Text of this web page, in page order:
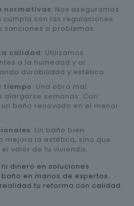
normativas: Nos aseguramos
cumpla con las regulaciones
sanciones o problemas
calidad: Utilizamos
a la humedad y al
durabilidad y estética.
tiempo: Una obra mal
alargarse semanas. Con
baño renovado en el menor
: Un baño bien
mejora la estética, sino que
valor de tu vivienda.
dinero en soluciones
en manos de expertos.
tu reforma con calidad